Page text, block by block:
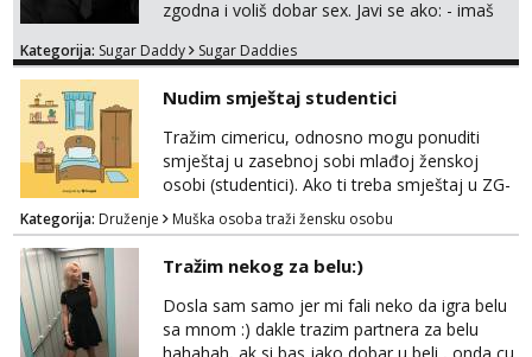
zgodna i voliš dobar sex. Javi se ako: - imaš
kosu - se dobro ljubiš - si fleksibilna s
dostupna radnim danom (vikendi i noći su za
obitelj) - vodiš brigu o zdravlju i koristiš
zaštitu Ne javljajte se: - debele - frajeri i
paro...
Kategorija: Sugar Daddy Sugar Daddies
Nudim smještaj studentici
Tražim cimericu, odnosno mogu ponuditi
smještaj u zasebnoj sobi mlađoj ženskoj
osobi (studentici). Ako ti treba smještaj u ZG-
u, a ne želiš plaćati sobu i tako malo uštedjeti,
javi se na mail.
Kategorija: Druženje Muška osoba traži žensku osobu
Tražim nekog za belu:)
Dosla sam samo jer mi fali neko da igra belu
sa mnom :) dakle trazim partnera za belu